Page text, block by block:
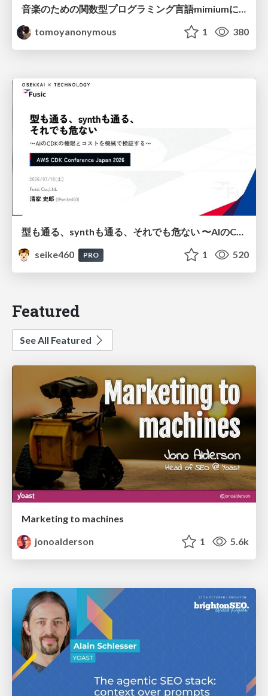
tomoyanonymous
1 380
型も通る、synthも通る、それでも危ない 〜AIのCDKの権限とコストを機械で検証する〜 / It Passes Type Checks, It Passes Synth Checks, but It’s Still Risky — Automatically Verifying Permissions and Costs in AI’s CDK —
seike460
PRO 1 520
Featured
See All Featured
Marketing to machines
jonoalderson
1 5.6k